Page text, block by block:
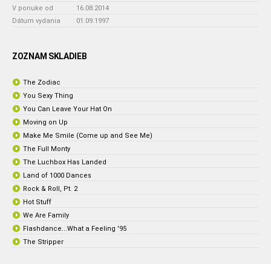
V ponuke od
: 16.08.2014
Dátum vydania
: 01.09.1997
ZOZNAM SKLADIEB
The Zodiac
You Sexy Thing
You Can Leave Your Hat On
Moving on Up
Make Me Smile (Come up and See Me)
The Full Monty
The Luchbox Has Landed
Land of 1000 Dances
Rock & Roll, Pt. 2
Hot Stuff
We Are Family
Flashdance...What a Feeling '95
The Stripper